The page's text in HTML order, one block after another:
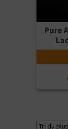
Pure